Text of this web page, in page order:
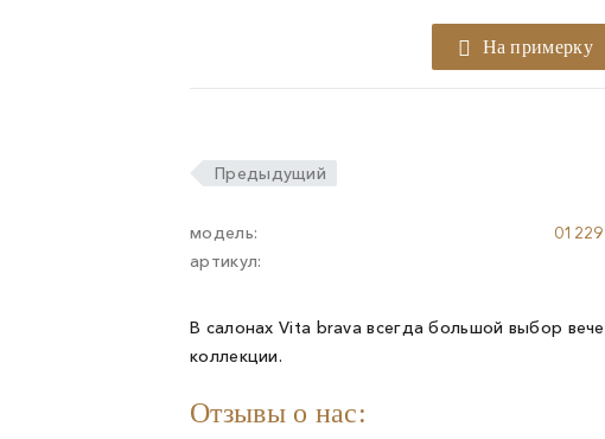
На примерку
Предыдущий
модель:
01229
артикул:
В салонах Vita brava всегда большой выбор
коллекции.
Отзывы о нас: